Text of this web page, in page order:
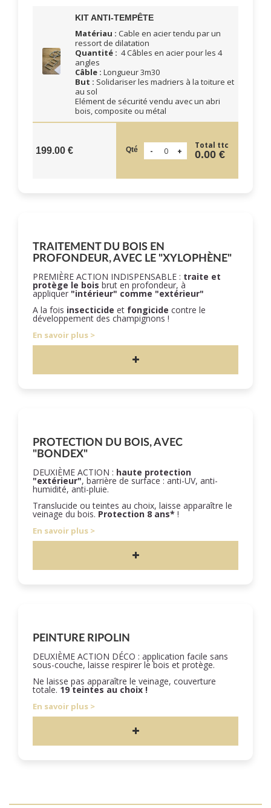
KIT ANTI-TEMPÊTE
Matériau : Cable en acier tendu par un
ressort de dilatation
Quantité : 4 Câbles en acier pour les 4
angles
Câble : Longueur 3m30
But : Solidariser les madriers à la toiture et
au sol
Elément de sécurité vendu avec un abri
bois, composite ou métal
199.00 € Qté Total ttc
0.00 €
TRAITEMENT DU BOIS EN
PROFONDEUR, AVEC LE "XYLOPHÈNE"
PREMIÈRE ACTION INDISPENSABLE : traite et
protège le bois brut en profondeur, à
appliquer "intérieur" comme "extérieur"
A la fois insecticide et fongicide contre le
développement des champignons !
En savoir plus
PROTECTION DU BOIS, AVEC
"BONDEX"
DEUXIÈME ACTION : haute protection
"extérieur", barrière de surface : anti-UV, anti-
humidité, anti-pluie.
Translucide ou teintes au choix, laisse apparaître le
veinage du bois. Protection 8 ans* !
En savoir plus
PEINTURE RIPOLIN
DEUXIÈME ACTION DÉCO : application facile sans
sous-couche, laisse respirer le bois et protège.
Ne laisse pas apparaître le veinage, couverture
totale. 19 teintes au choix !
En savoir plus